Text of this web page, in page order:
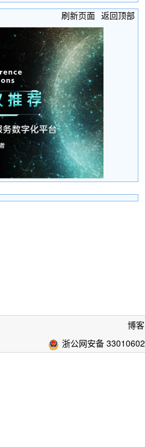
刷新页面 返回顶部
博
浙公网安备